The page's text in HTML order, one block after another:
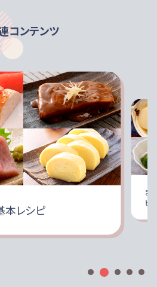
ることができます。
手軽に食品をまとめることができま
量（g）＝ナトリウム（mg）×2.54×1/1000
てください。
るものは使用しないでください。
臭い・味に異常があるもの及び固ま
いでください。
、喉につまるおそれがありますの
ださい。本品を使用することで確
のではありません。
が同じでも食材の種類や温度、加
るかたさやかたまるまでの時間が異
量・加水量を加減し、出来上がりの
い。また食べる前に必ずかたさを確
けてください。
にお召し上がりください。
す。このような場合は使用量を減
コンテンツ
本レシピ
ま
ピ